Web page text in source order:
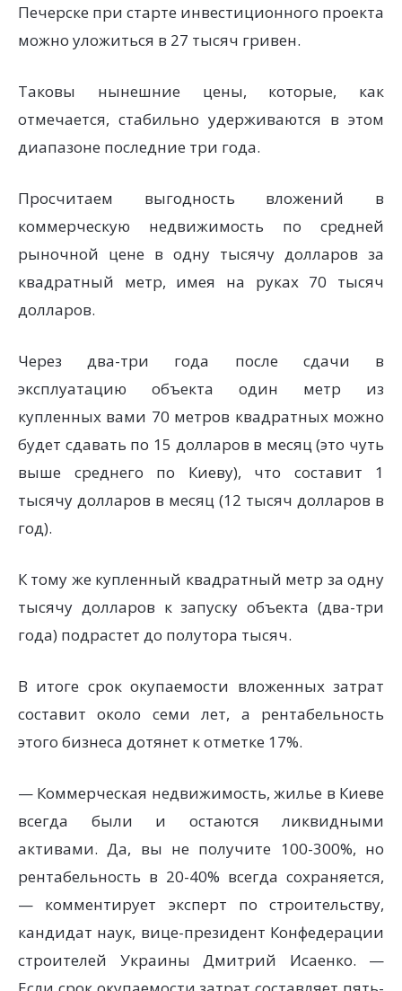
Печерске при старте инвестиционного проекта
можно уложиться в 27 тысяч гривен.
Таковы нынешние цены, которые, как
отмечается, стабильно удерживаются в этом
диапазоне последние три года.
Просчитаем выгодность вложений в
коммерческую недвижимость по средней
рыночной цене в одну тысячу долларов за
квадратный метр, имея на руках 70 тысяч
долларов.
Через два-три года после сдачи в
эксплуатацию объекта один метр из
купленных вами 70 метров квадратных можно
будет сдавать по 15 долларов в месяц (это чуть
выше среднего по Киеву), что составит 1
тысячу долларов в месяц (12 тысяч долларов в
год).
К тому же купленный квадратный метр за одну
тысячу долларов к запуску объекта (два-три
года) подрастет до полутора тысяч.
В итоге срок окупаемости вложенных затрат
составит около семи лет, а рентабельность
этого бизнеса дотянет к отметке 17%.
— Коммерческая недвижимость, жилье в Киеве
всегда были и остаются ликвидными
активами. Да, вы не получите 100-300%, но
рентабельность в 20-40% всегда сохраняется,
— комментирует эксперт по строительству,
кандидат наук, вице-президент Конфедерации
строителей Украины Дмитрий Исаенко. —